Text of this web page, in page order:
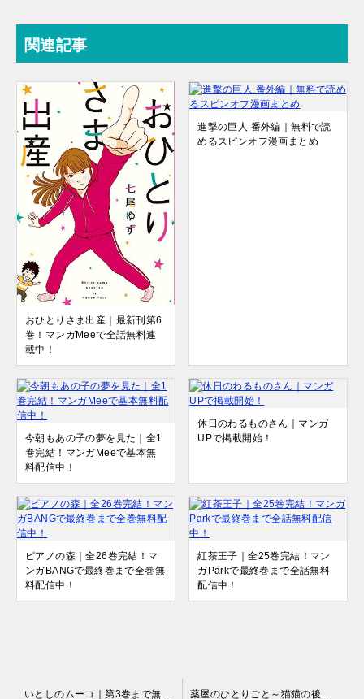
関連記事
おひとりさま出産｜最新刊第6
巻！マンガMeeで全話無料連
載中！
進撃の巨人 番外編｜無料で読
めるスピンオフ漫画まとめ
今朝もあの子の夢を見た｜全1
巻完結！マンガMeeで基本無
料配信中！
休日のわるものさん｜マンガ
UPで掲載開始！
ピアノの森｜全26巻完結！マ
ンガBANGで最終巻まで全巻無
料配信中！
紅茶王子｜全25巻完結！マン
ガParkで最終巻まで全話無料
配信中！
いとしのムーコ｜第3巻まで無料公開中！ 薬屋のひとりごと～猫猫の後宮謎解き手帳～｜マンガワンで無料連載開始！